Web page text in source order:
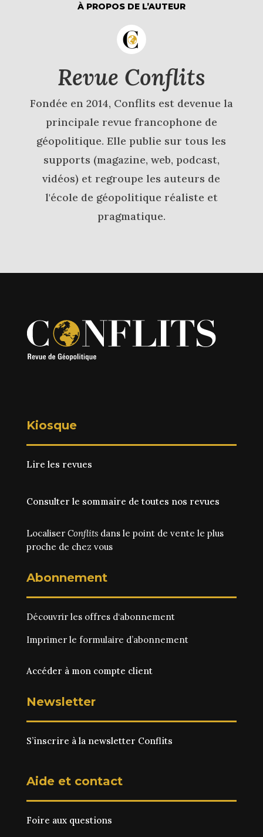
À PROPOS DE L’AUTEUR
Revue Conflits
Fondée en 2014, Conflits est devenue la
principale revue francophone de
géopolitique. Elle publie sur tous les
supports (magazine, web, podcast,
vidéos) et regroupe les auteurs de
l'école de géopolitique réaliste et
pragmatique.
Kiosque
Lire les revues
Consulter le sommaire de toutes nos revues
Localiser Conflitsdans le point de vente le plus
proche de chez vous
Abonnement
Découvrir les offres d‘abonnement
Imprimer le formulaire d’abonnement
Accéder à mon compte client
Newsletter
S’inscrire à la newsletter Conflits
Aide et contact
Foire aux questions